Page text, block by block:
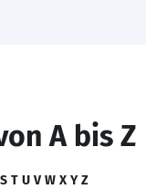
A bis Z
S T U V W X Y Z